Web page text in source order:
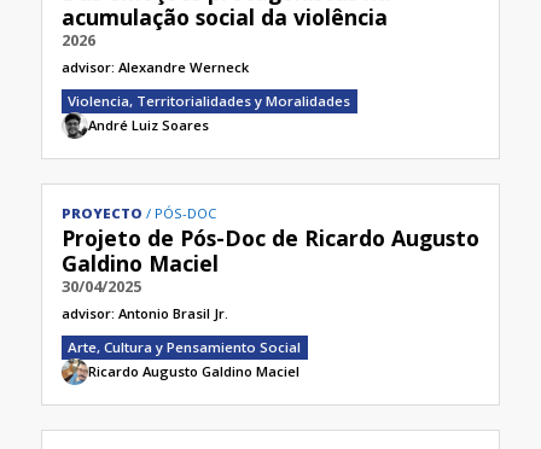
acumulação social da violência
2026
advisor: Alexandre Werneck
Violencia, Territorialidades y Moralidades
André Luiz Soares
PROYECTO PÓS-DOC
Projeto de Pós-Doc de Ricardo Augusto
Galdino Maciel
30/04/2025
advisor: Antonio Brasil Jr.
Arte, Cultura y Pensamiento Social
Ricardo Augusto Galdino Maciel